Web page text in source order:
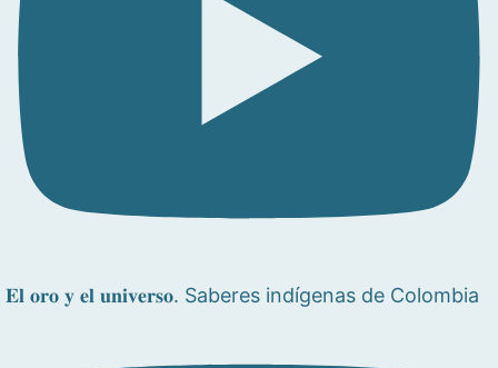
𝐄𝐥 𝐨𝐫𝐨 𝐲 𝐞𝐥 𝐮𝐧𝐢𝐯𝐞𝐫𝐬𝐨. Saberes indígenas de Colombia